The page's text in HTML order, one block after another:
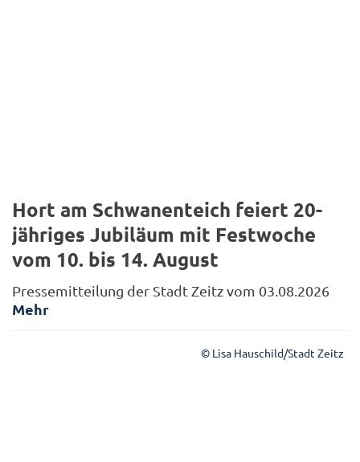
Hort am Schwanenteich feiert 20-
jähriges Jubiläum mit Festwoche
vom 10. bis 14. August
Pressemitteilung der Stadt Zeitz vom 03.08.2026
Mehr
© Lisa Hauschild/Stadt Zeitz